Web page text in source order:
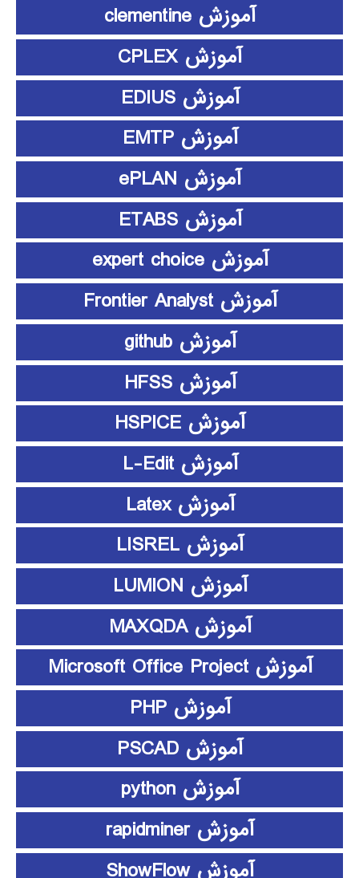
آموزش clementine
آموزش CPLEX
آموزش EDIUS
آموزش EMTP
آموزش ePLAN
آموزش ETABS
آموزش expert choice
آموزش Frontier Analyst
آموزش github
آموزش HFSS
آموزش HSPICE
آموزش L-Edit
آموزش Latex
آموزش LISREL
آموزش LUMION
آموزش MAXQDA
آموزش Microsoft Office Project
آموزش PHP
آموزش PSCAD
آموزش python
آموزش rapidminer
آموزش ShowFlow